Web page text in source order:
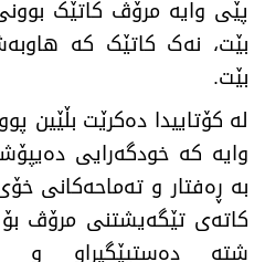
پێی وایە مرۆڤ کاتێک
بێت، نەک کاتێک کە
بێت.
​لە کۆتاییدا دەکرێت بڵێین
وایە کە خودگەرایی
بە ڕەفتار و تەماحەکانی
کاتەی تێگەیشتنی مرۆڤ
شتە دەستپێگیراو و